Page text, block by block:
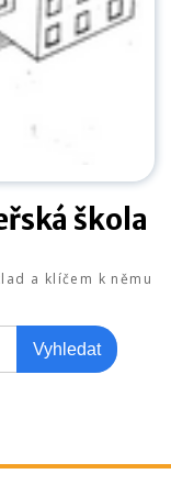
škola
a klíčem k němu